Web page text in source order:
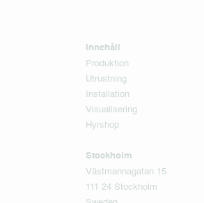
Innehåll
Produktion
Utrustning
Installation
Visualisering
Hyrshop
Stockholm
Västmannagatan 15
111 24 Stockholm